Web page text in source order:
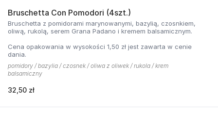
Bruschetta Con Pomodori (4szt.)
Bruschetta z pomidorami marynowanymi, bazylią, czosnkiem,
oliwą, rukolą, serem Grana Padano i kremem balsamicznym.
Cena opakowania w wysokości 1,50 zł jest zawarta w cenie
dania.
pomidory / bazylia / czosnek / oliwa z oliwek / rukola / krem
balsamiczny
32,50 zł